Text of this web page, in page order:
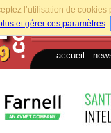
l’utilisation de
et gérer ces paramètres.
accueil